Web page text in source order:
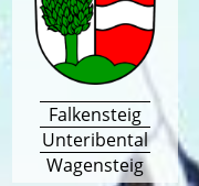
Falkensteig
Unteribental
Wagensteig